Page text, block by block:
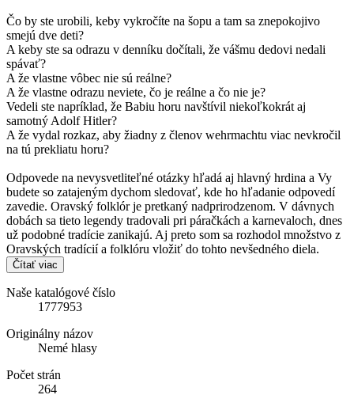
Čo by ste urobili, keby vykročíte na šopu a tam sa znepokojivo
smejú dve deti?
A keby ste sa odrazu v denníku dočítali, že vášmu dedovi nedali
spávať?
A že vlastne vôbec nie sú reálne?
A že vlastne odrazu neviete, čo je reálne a čo nie je?
Vedeli ste napríklad, že Babiu horu navštívil niekoľkokrát aj
samotný Adolf Hitler?
A že vydal rozkaz, aby žiadny z členov wehrmachtu viac nevkročil
na tú prekliatu horu?
Odpovede na nevysvetliteľné otázky hľadá aj hlavný hrdina a Vy
budete so zatajeným dychom sledovať, kde ho hľadanie odpovedí
zavedie. Oravský folklór je pretkaný nadprirodzenom. V dávnych
dobách sa tieto legendy tradovali pri páračkách a karnevaloch, dnes
už podobné tradície zanikajú. Aj preto som sa rozhodol množstvo z
Oravských tradícií a folklóru vložiť do tohto nevšedného diela.
Čítať viac
Naše katalógové číslo
1777953
Originálny názov
Nemé hlasy
Počet strán
264